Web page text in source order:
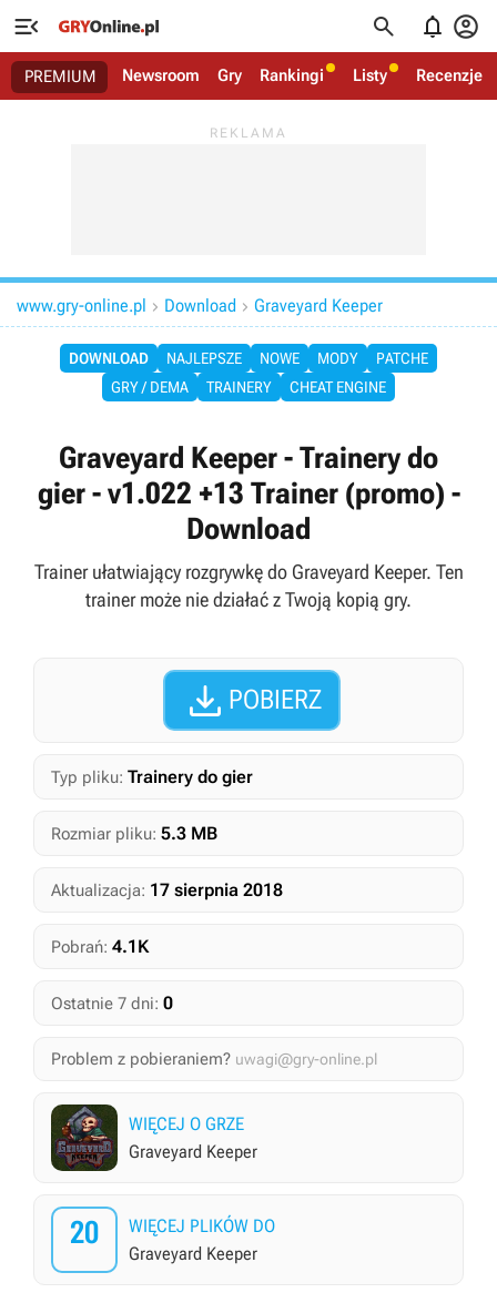
   
PREMIUM Newsroom Gry Rankingi Listy Recenzje
www.gry-online.pl  Download  Graveyard Keeper
DOWNLOAD NAJLEPSZE NOWE MODY
PATCHE
GRY / DEMA
TRAINERY CHEAT ENGINE
Graveyard Keeper - Trainery do
gier - v1.022 +13 Trainer (promo) -
Download
Trainer ułatwiający rozgrywkę do Graveyard Keeper. Ten
trainer może nie działać z Twoją kopią gry.
 POBIERZ
Typ pliku: Trainery do gier
Rozmiar pliku: 5.3 MB
Aktualizacja: 17 sierpnia 2018
Pobrań: 4.1K
Ostatnie 7 dni: 0
Problem z pobieraniem? uwagi@gry-online.pl
WIĘCEJ O GRZE
Graveyard Keeper
20
WIĘCEJ PLIKÓW DO
Graveyard Keeper